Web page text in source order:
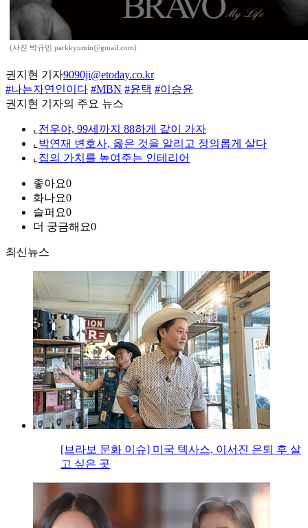
(사진 박규민 parkkyumin@gmail.com)
권지현 기자9090ji@etoday.co.kr
#나는자연인이다 #MBN #윤택 #이승윤
권지현 기자의 주요 뉴스
⌞ 전우야, 99세까지 88하게 같이 가자
⌞ 박연재 변호사, 옳은 것을 알리고 정의롭게 살다
⌞ 집의 가치를 높여주는 인테리어
좋아요0
화나요0
슬퍼요0
더 궁금해요0
최신뉴스
[브라보 문화 이슈] 미국 텍사스, 이서진 은퇴 후 살
고 싶은 곳